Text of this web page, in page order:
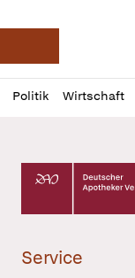
Deutsche
Politik Wirtschaft
Profil
öffnen
Daz
Pur
Deutscher
Service